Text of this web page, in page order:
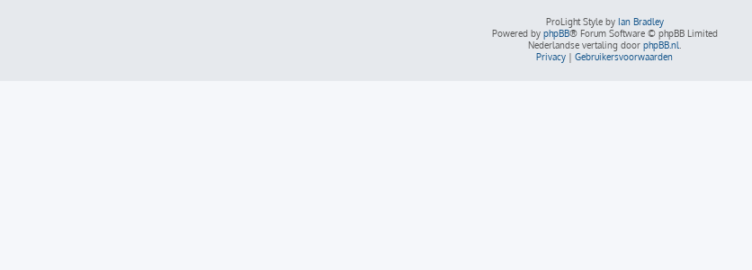
ProLight Style by Ian Bradley
Powered by phpBB® Forum Software © phpBB Limited
Nederlandse vertaling door phpBB.nl
Privacy | Gebruikersvoorwaarden